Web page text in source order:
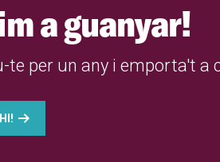
a guanyar!
te per un any i emporta't a